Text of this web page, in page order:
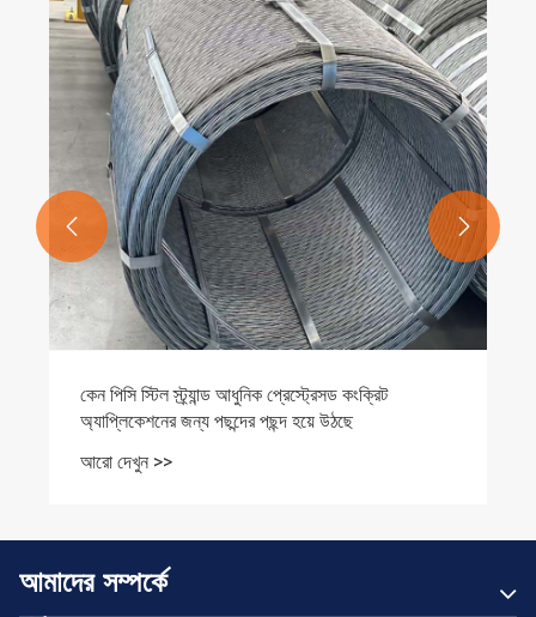
কেন পিসি স্টিল স্ট্র্যান্ড আধুনিক প্রেস্ট্রেসড কংক্রিট
অ্যাপ্লিকেশনের জন্য পছন্দের পছন্দ হয়ে উঠছে
আরো দেখুন >>
 
আমাদের সম্পর্কে